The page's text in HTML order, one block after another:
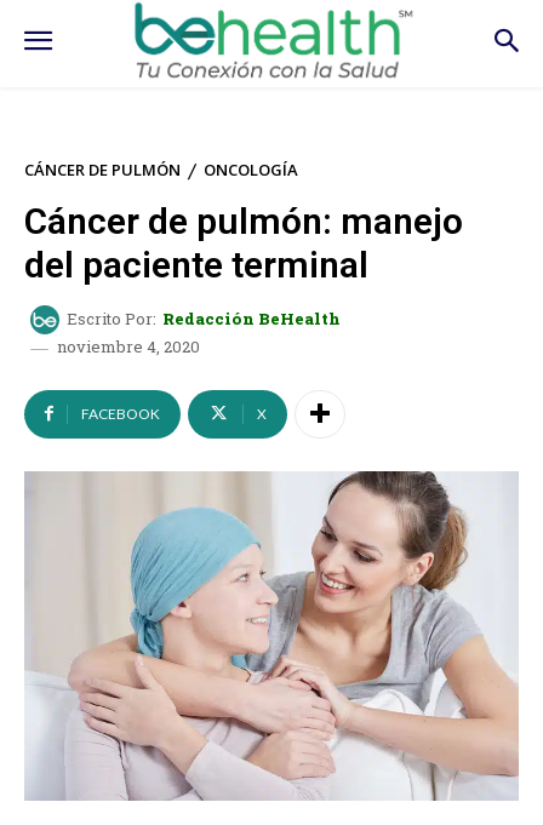
CÁNCER DE PULMÓN ONCOLOGÍA
Cáncer de pulmón: manejo
del paciente terminal
Escrito Por: Redacción BeHealth
noviembre 4, 2020
FACEBOOK X